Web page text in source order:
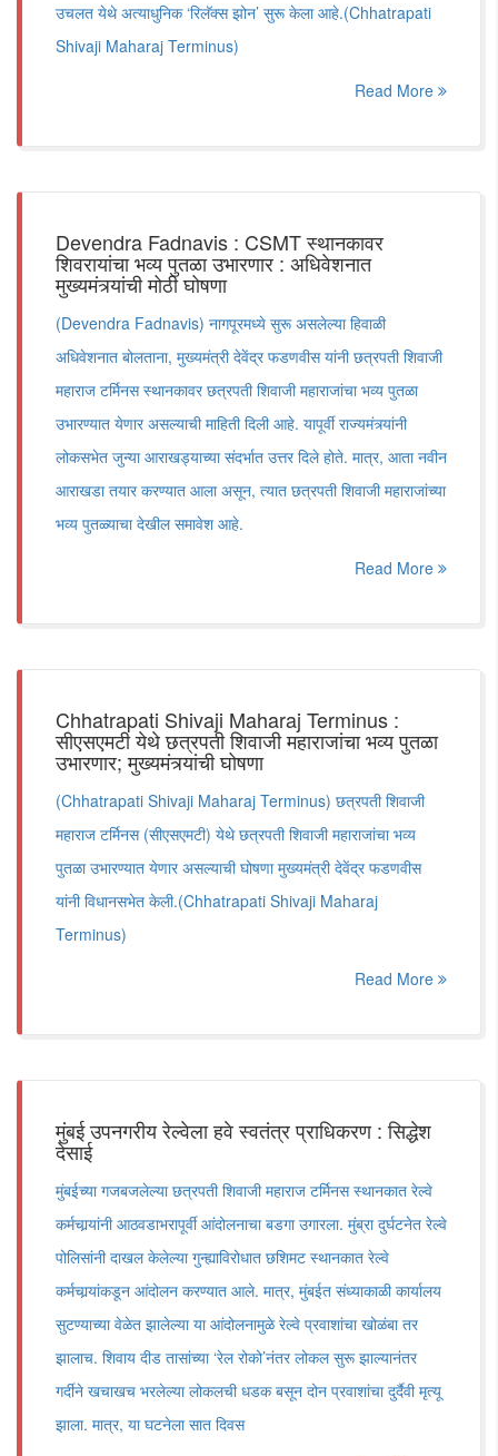
उचलत येथे अत्याधुनिक ‘रिलॅक्स झोन’ सुरू केला आहे.(Chhatrapati
Shivaji Maharaj Terminus)
Read More
Devendra Fadnavis : CSMT स्थानकावर
शिवरायांचा भव्य पुतळा उभारणार : अधिवेशनात
मुख्यमंत्र्यांची मोठी घोषणा
(Devendra Fadnavis) नागपूरमध्ये सुरू असलेल्या हिवाळी
अधिवेशनात बोलताना, मुख्यमंत्री देवेंद्र फडणवीस यांनी छत्रपती शिवाजी
महाराज टर्मिनस स्थानकावर छत्रपती शिवाजी महाराजांचा भव्य पुतळा
उभारण्यात येणार असल्याची माहिती दिली आहे. यापूर्वी राज्यमंत्र्यांनी
लोकसभेत जुन्या आराखड्याच्या संदर्भात उत्तर दिले होते. मात्र, आता नवीन
आराखडा तयार करण्यात आला असून, त्यात छत्रपती शिवाजी महाराजांच्या
भव्य पुतळ्याचा देखील समावेश आहे.
Read More
Chhatrapati Shivaji Maharaj Terminus :
सीएसएमटी येथे छत्रपती शिवाजी महाराजांचा भव्य पुतळा
उभारणार; मुख्यमंत्र्यांची घोषणा
(Chhatrapati Shivaji Maharaj Terminus) छत्रपती शिवाजी
महाराज टर्मिनस (सीएसएमटी) येथे छत्रपती शिवाजी महाराजांचा भव्य
पुतळा उभारण्यात येणार असल्याची घोषणा मुख्यमंत्री देवेंद्र फडणवीस
यांनी विधानसभेत केली.(Chhatrapati Shivaji Maharaj
Terminus)
Read More
मुंबई उपनगरीय रेल्वेला हवे स्वतंत्र प्राधिकरण : सिद्धेश
देसाई
मुंबईच्या गजबजलेल्या छत्रपती शिवाजी महाराज टर्मिनस स्थानकात रेल्वे
कर्मचार्‍यांनी आठवडाभरापूर्वी आंदोलनाचा बडगा उगारला. मुंब्रा दुर्घटनेत रेल्वे
पोलिसांनी दाखल केलेल्या गुन्ह्याविरोधात छशिमट स्थानकात रेल्वे
कर्मचार्‍यांकडून आंदोलन करण्यात आले. मात्र, मुंबईत संध्याकाळी कार्यालय
सुटण्याच्या वेळेत झालेल्या या आंदोलनामुळे रेल्वे प्रवाशांचा खोळंबा तर
झालाच. शिवाय दीड तासांच्या ‘रेल रोको’नंतर लोकल सुरू झाल्यानंतर
गर्दीने खचाखच भरलेल्या लोकलची धडक बसून दोन प्रवाशांचा दुर्दैवी मृत्यू
झाला. मात्र, या घटनेला सात दिवस